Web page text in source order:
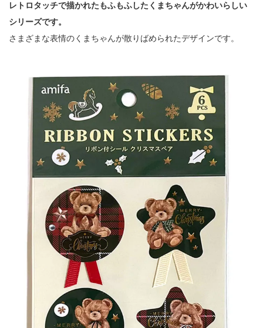
レトロタッチで描かれたもふもふしたくまちゃんがかわいらしい
シリーズです。
さまざまな表情のくまちゃんが散りばめられたデザインです。